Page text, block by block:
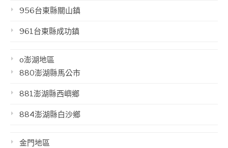
956台東縣關山鎮
961台東縣成功鎮
o澎湖地區
880澎湖縣馬公市
881澎湖縣西嶼鄉
884澎湖縣白沙鄉
金門地區